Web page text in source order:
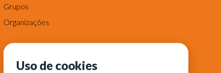
Grupos
Organizações
Uso de cookies